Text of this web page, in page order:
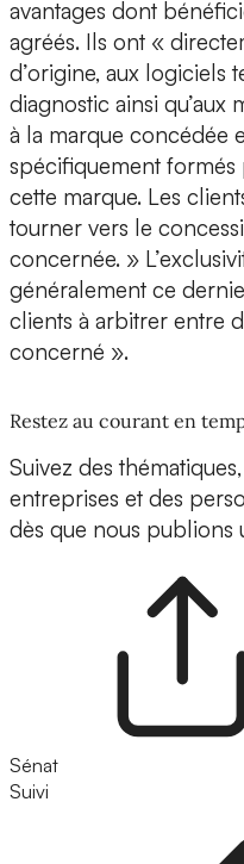
avantages dont
agréés. Ils ont «
d’origine, aux logiciels
diagnostic ainsi qu’aux
à la marque concédée
spécifiquement
cette marque. Les
tourner vers le
concernée. »
généralement ce
clients à arbitrer entre
concerné ».
Restez au courant en
Suivez des
entreprises et des
dès que nous publions
Sénat
Suivi